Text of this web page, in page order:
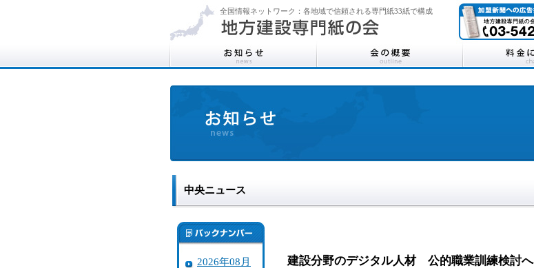
全国情報ネットワーク：各地域で信頼される専門紙33紙で構成
中央ニュース
2026年08月
建設分野のデジタル人材 公的職業訓練検討へ